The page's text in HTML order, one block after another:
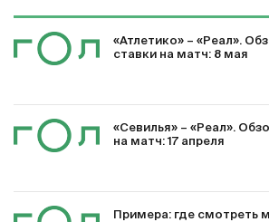
«Атлетико» – «Реал».
ставки на матч: 8 мая
«Севилья» – «Реал».
на матч: 17 апреля
Примера: где смотреть